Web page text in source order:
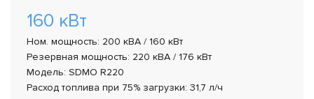
160 кВт
Ном. мощность: 200 кВА / 160 кВт
Резервная мощность: 220 кВА / 176 кВт
Модель: SDMO R220
Расход топлива при 75% загрузки: 31,7 л/ч